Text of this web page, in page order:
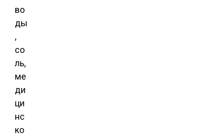
во
ды
,
со
ль,
ме
ди
ци
нс
ко